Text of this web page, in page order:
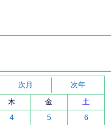
次月
次年
木 金
土
4 5 6